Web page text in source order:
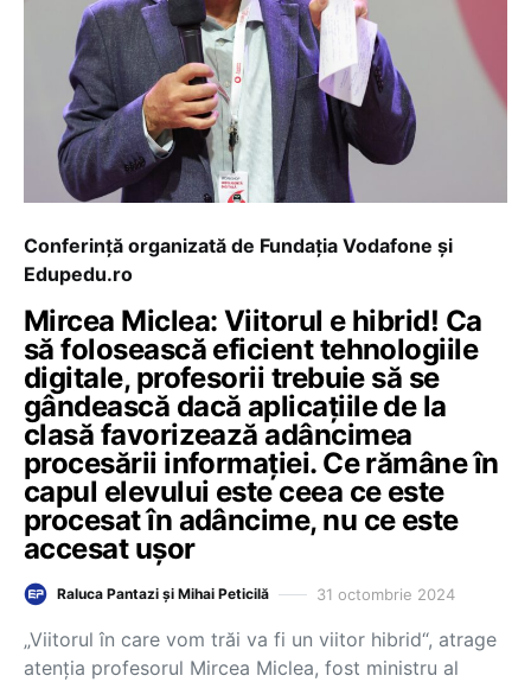
Conferință organizată de Fundația Vodafone și
Edupedu.ro
Mircea Miclea: Viitorul e hibrid! Ca
să folosească eficient tehnologiile
digitale, profesorii trebuie să se
gândească dacă aplicațiile de la
clasă favorizează adâncimea
procesării informației. Ce rămâne în
capul elevului este ceea ce este
procesat în adâncime, nu ce este
accesat ușor
Raluca Pantazi și Mihai Peticilă 31 octombrie 2024
„Viitorul în care vom trăi va fi un viitor hibrid“, atrage
atenția profesorul Mircea Miclea, fost ministru al